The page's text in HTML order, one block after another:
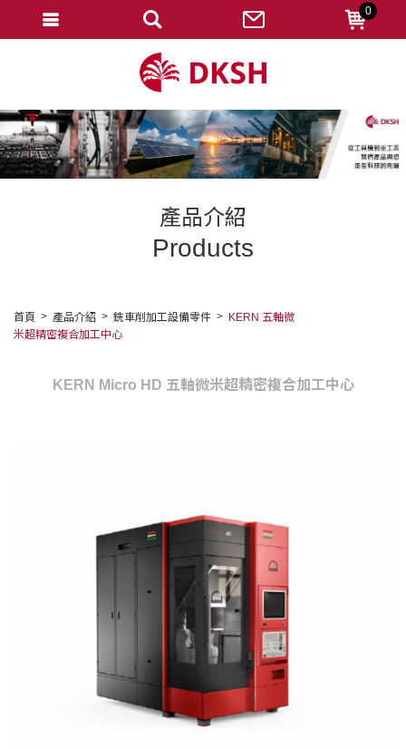
產品介紹
Products
首頁 產品介紹 銑車削加工設備零件
KERN 五軸微
米超精密複合加工中心
KERN Micro HD 五軸微米超精密複合加工中心
0
忘記密碼
變更密碼
修改個人資料